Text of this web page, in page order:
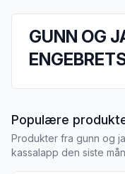
GUNN OG
Populære
Produkter fra gunn og
kassalapp den siste